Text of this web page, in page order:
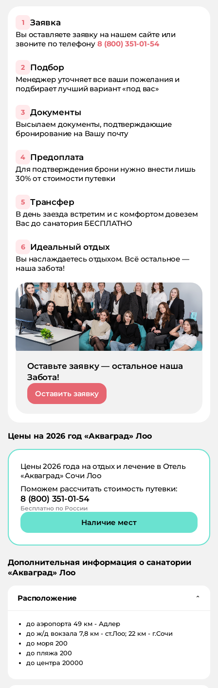
1 Заявка
Вы оставляете заявку на нашем сайте или
звоните по телефону8 (800) 351-01-54
2 Подбор
Менеджер уточняет все ваши пожелания и
подбирает лучший вариант «под вас»
3 Документы
Высылаем документы, подтверждающие
бронирование на Вашу почту
4 Предоплата
Для подтверждения брони нужно внести лишь
30% от стоимости путевки
5 Трансфер
В день заезда встретим и с комфортом довезем
Вас до санатория БЕСПЛАТНО
6 Идеальный отдых
Вы наслаждаетесь отдыхом. Всё остальное —
наша забота!
Оставьте заявку — остальное наша
Забота!
Оставить заявку
Цены на 2026 год «Акваград» Лоо
Цены2026года на отдых и лечение в Отель
«Акваград» Сочи Лоо
Поможем рассчитать стоимость путевки:
8 (800) 351-01-54
Бесплатно по России
Наличие мест
Дополнительная информация о санатории
«Акваград» Лоо
Расположение ⌄
до аэропорта 49 км - Адлер
до ж/д вокзала 7,8 км - ст.Лоо; 22 км - г.Сочи
до моря 200
до пляжа 200
до центра 20000